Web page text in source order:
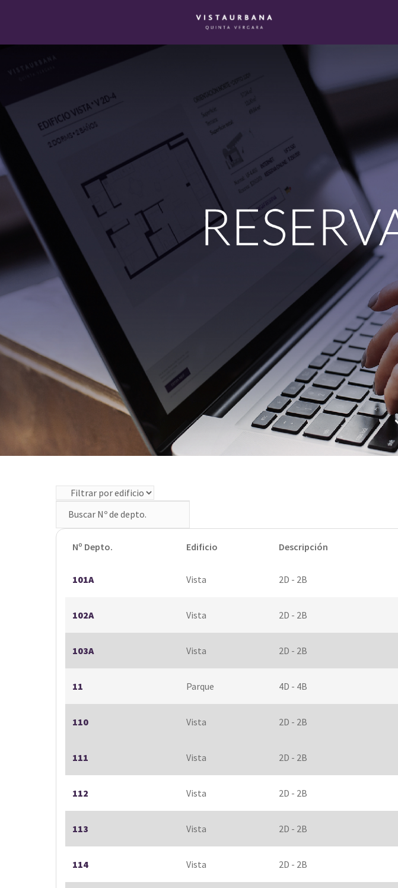
Nº Depto. Edificio Descripción
101A Vista 2D - 2B
102A Vista 2D - 2B
103A Vista 2D - 2B
11 Parque 4D - 4B
110 Vista 2D - 2B
111 Vista 2D - 2B
112 Vista 2D - 2B
113 Vista 2D - 2B
114 Vista 2D - 2B